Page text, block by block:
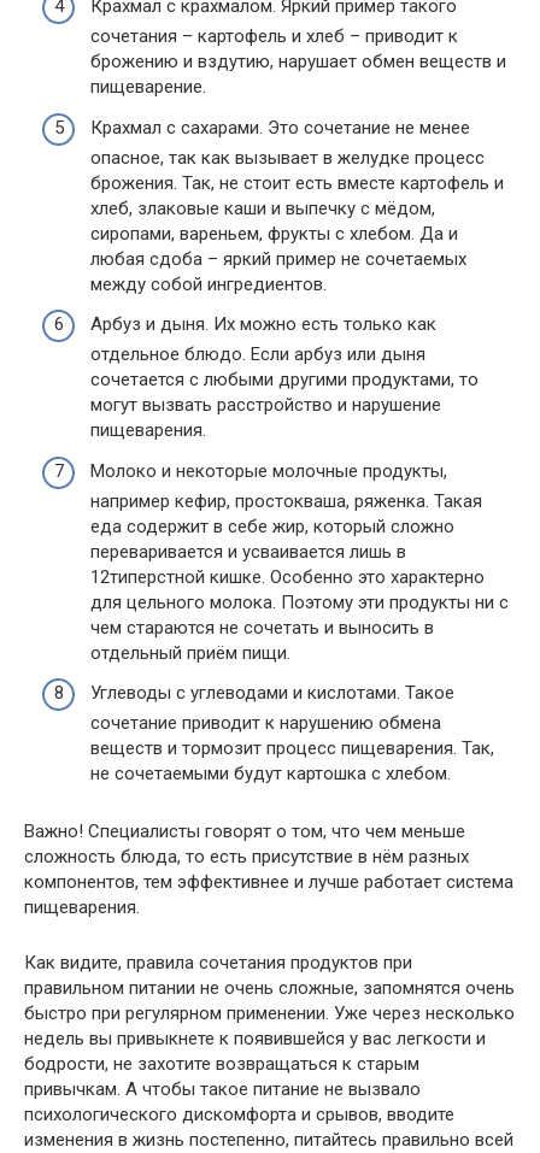
Крахмал с крахмалом. Яркий пример такого
сочетания – картофель и хлеб – приводит к
брожению и вздутию, нарушает обмен веществ и
пищеварение.
Крахмал с сахарами. Это сочетание не менее
опасное, так как вызывает в желудке процесс
брожения. Так, не стоит есть вместе картофель и
хлеб, злаковые каши и выпечку с мёдом,
сиропами, вареньем, фрукты с хлебом. Да и
любая сдоба – яркий пример не сочетаемых
между собой ингредиентов.
Арбуз и дыня. Их можно есть только как
отдельное блюдо. Если арбуз или дыня
сочетается с любыми другими продуктами, то
могут вызвать расстройство и нарушение
пищеварения.
Молоко и некоторые молочные продукты,
например кефир, простокваша, ряженка. Такая
еда содержит в себе жир, который сложно
переваривается и усваивается лишь в
12типерстной кишке. Особенно это характерно
для цельного молока. Поэтому эти продукты ни с
чем стараются не сочетать и выносить в
отдельный приём пищи.
Углеводы с углеводами и кислотами. Такое
сочетание приводит к нарушению обмена
веществ и тормозит процесс пищеварения. Так,
не сочетаемыми будут картошка с хлебом.
Важно! Специалисты говорят о том, что чем меньше
сложность блюда, то есть присутствие в нём разных
компонентов, тем эффективнее и лучше работает система
пищеварения.
Как видите, правила сочетания продуктов при
правильном питании не очень сложные, запомнятся очень
быстро при регулярном применении. Уже через несколько
недель вы привыкнете к появившейся у вас легкости и
бодрости, не захотите возвращаться к старым
привычкам. А чтобы такое питание не вызвало
психологического дискомфорта и срывов, вводите
изменения в жизнь постепенно, питайтесь правильно всей